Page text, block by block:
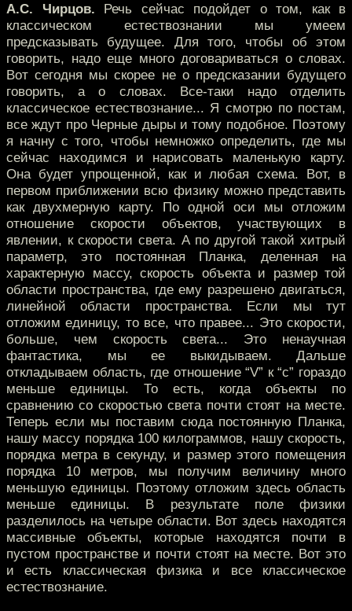
А.С. Чирцов. Речь сейчас подойдет о том, как в
классическом естествознании мы умеем
предсказывать будущее. Для того, чтобы об этом
говорить, надо еще много договариваться о словах.
Вот сегодня мы скорее не о предсказании будущего
говорить, а о словах. Все-таки надо отделить
классическое естествознание... Я смотрю по постам,
все ждут про Черные дыры и тому подобное. Поэтому
я начну с того, чтобы немножко определить, где мы
сейчас находимся и нарисовать маленькую карту.
Она будет упрощенной, как и любая схема. Вот, в
первом приближении всю физику можно представить
как двухмерную карту. По одной оси мы отложим
отношение скорости объектов, участвующих в
явлении, к скорости света. А по другой такой хитрый
параметр, это постоянная Планка, деленная на
характерную массу, скорость объекта и размер той
области пространства, где ему разрешено двигаться,
линейной области пространства. Если мы тут
отложим единицу, то все, что правее... Это скорости,
больше, чем скорость света... Это ненаучная
фантастика, мы ее выкидываем. Дальше
откладываем область, где отношение “V” к “c” гораздо
меньше единицы. То есть, когда объекты по
сравнению со скоростью света почти стоят на месте.
Теперь если мы поставим сюда постоянную Планка,
нашу массу порядка 100 килограммов, нашу скорость,
порядка метра в секунду, и размер этого помещения
порядка 10 метров, мы получим величину много
меньшую единицы. Поэтому отложим здесь область
меньше единицы. В результате поле физики
разделилось на четыре области. Вот здесь находятся
массивные объекты, которые находятся почти в
пустом пространстве и почти стоят на месте. Вот это
и есть классическая физика и все классическое
естествознание.